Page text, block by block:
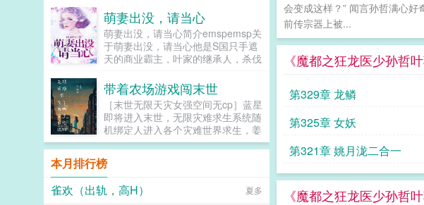
会变成这样？” 闻言孙哲满心
前传宗器上被...
《魔都之狂龙医少孙哲
第329章 龙鳞
第325章 女妖
第321章 姚月泷二合一
《魔都之狂龙医少孙哲
绔的未婚妻。是老天也眼瞎还是呢？
还是另有隐情。知道的默默看戏，不
知道的猜测纷纷。南宫盈灵自小就会
装模做样，以达到自己的目的。可偏
偏好不容易退了太子的婚又被赐婚给
到油盐不进。此次两人就开始了彼此
的退婚大战。如果您喜欢纨绔子的美
娇妻，别忘记分享给朋友...
萌妻出没，请当心
萌妻出没，请当心简介emspemsp关
于萌妻出没，请当心他是S国只手遮
天的商业霸主，叶家的继承人，杀伐
而才第一天跟秦凤见面，就让秦凤给
睡了。堂堂十二宗的董事长，难道不
敢抱我吗？姐夫！不错，他是姐姐的
前男友，姐姐因他而去世后，秦凤秉
承肥水不流外人田的政策，使出九九
八十一计，对前姐夫死缠烂打，倒追
正贴！什么？倒追正贴都还融化不了
这块千年寒冰？再来个萌萌的宝贝神
助攻怎么样？...
带着农场游戏闯末世
［末世无限天灾女强空间无cp］蓝星
即将进入末世，无限灾难求生系统随
机绑定人进入各个灾难世界求生，姜
未就是其中一个幸运儿，通过系统任
务她可以强化自身，获得技能，还能
通过农场仓库带回末世世界的物资。
为了家人和自己的生存，姜未毅然决
然准备加入。灾难世界设定如下现实
本月排行榜
雀欢（出轨，高H）
夏多